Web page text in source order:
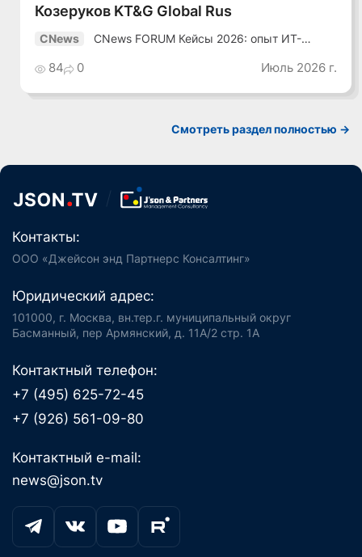
Козеруков KT&G Global Rus
CNews
CNews FORUM Кейсы 2026: опыт ИТ-
84 0 Июль 2026 г.
Смотреть раздел полностью ->
Контакты:
ООО «Джейсон энд Партнерс Консалтинг»
Юридический адрес:
101000, г. Москва, вн.тер.г. муниципальный округ
Басманный, пер Армянский, д. 11А/2 стр. 1А
Контактный телефон:
+7 (495) 625-72-45
+7 (926) 561-09-80
Контактный e-mail:
news@json.tv